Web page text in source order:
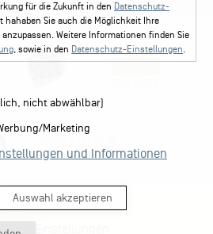
Einstellungen
für die Zukunft in den Datenschutz-
hahaben Sie auch die Möglichkeit Ihre
Weitere Informationen finden Sie
, sowie in den Datenschutz-Einstellungen.
nicht abwählbar)
Marketing
und Informationen
Auswahl akzeptieren